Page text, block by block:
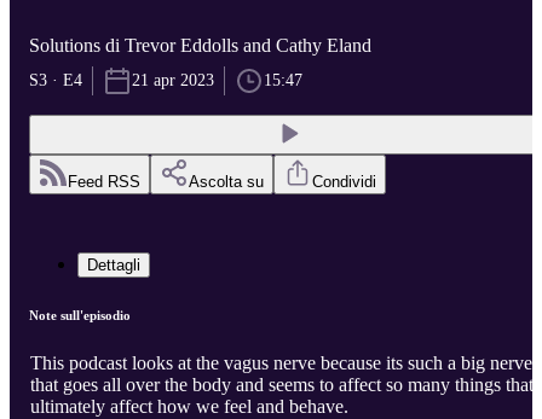
Solutions di Trevor Eddolls and Cathy Eland
S3 · E4 21 apr 2023 15:47
Feed RSS Ascolta su Condividi
Dettagli
Note sull'episodio
This podcast looks at the vagus nerve because its such a big nerve
that goes all over the body and seems to affect so many things that
ultimately affect how we feel and behave.